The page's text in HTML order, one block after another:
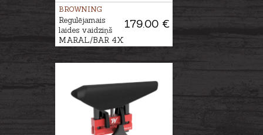
BROWNING
179.00 €
Regulējamais
laides vaidziņš
MARAL/BAR 4X